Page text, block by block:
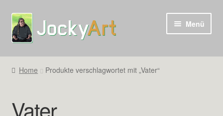
Zur
Navigation
springen
Zum
Inhalt
springen
Menü
Home Produkte verschlagwortet mit „Vater“
Vater